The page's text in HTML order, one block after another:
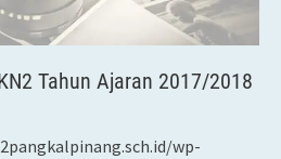
Tahun Ajaran 2017/2018
wp-